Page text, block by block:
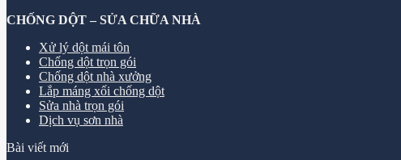
CHỐNG DỘT – SỬA CHỮA NHÀ
Xử lý dột mái tôn
Chống dột trọn gói
Chống dột nhà xưởng
Lắp máng xối chống dột
Sửa nhà trọn gói
Dịch vụ sơn nhà
Bài viết mới